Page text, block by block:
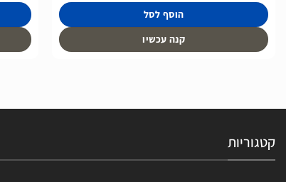
הוסף לסל
קנה עכשיו
קטגוריות